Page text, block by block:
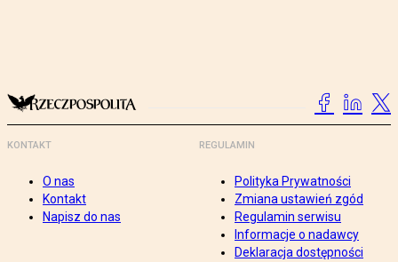
KONTAKT
O nas
Kontakt
Napisz do nas
REGULAMIN
Polityka Prywatności
Zmiana ustawień zgód
Regulamin serwisu
Informacje o nadawcy
Deklaracja dostępności